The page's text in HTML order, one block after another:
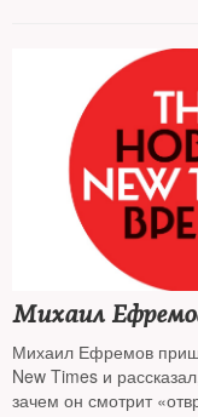
Михаил Ефремов
New Times и
зачем он смотрит